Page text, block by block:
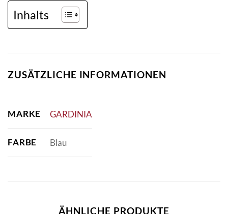
Inhalts
ZUSÄTZLICHE INFORMATIONEN
MARKE GARDINIA
FARBE Blau
ÄHNLICHE PRODUKTE